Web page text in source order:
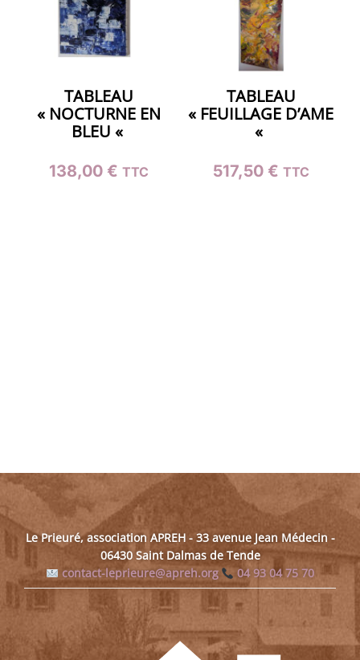
TABLEAU
« NOCTURNE EN
BLEU «
138,00€ TTC
TABLEAU
« FEUILLAGE D’AME
«
517,50 € TTC
Le Prieuré, association APREH - 33 avenue Jean Médecin -
06430 Saint Dalmas de Tende
contact-leprieure@apreh.org
04 93 04 75 70